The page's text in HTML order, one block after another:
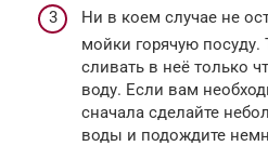
Ни в коем случае не
мойки горячую посуду.
сливать в неё только
воду. Если вам
сначала сделайте
воды и подождите